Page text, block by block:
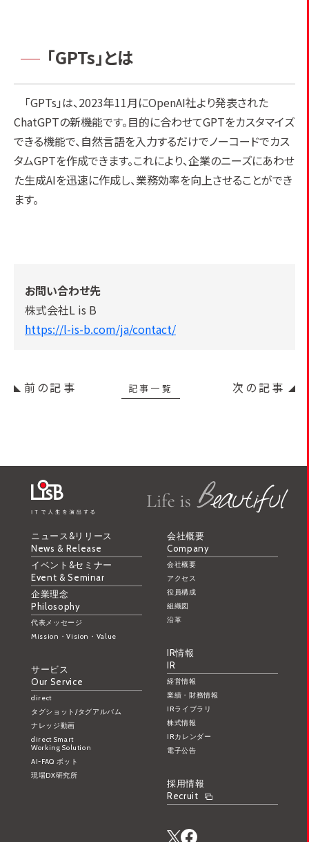
「GPTs」とは
「GPTs」は、2023年11月にOpenAI社より発表された
ChatGPTの新機能です。目的に合わせてGPTをカスタマイズ
できる機能で、自然言語を入力するだけでノーコードでカス
タムGPTを作成できます。これにより、企業のニーズにあわせ
た生成AIを迅速に作成し、業務効率を向上させることができ
ます。
お問い合わせ先
株式会社L is B
https://l-is-b.com/ja/contact/
前の記事 次の記事
記事一覧
ニュース&リリース
News & Release
イベント&セミナー
Event & Seminar
企業理念
Philosophy
代表メッセージ
Mission・Vision・Value
サービス
Our Service
direct
タグショット/タグアルバム
ナレッジ動画
direct Smart
Working Solution
AI-FAQ ボット
現場DX研究所
会社概要
Company
会社概要
アクセス
役員構成
組織図
沿革
IR情報
IR
経営情報
業績・財務情報
IRライブラリ
株式情報
IRカレンダー
電子公告
採用情報
Recruit